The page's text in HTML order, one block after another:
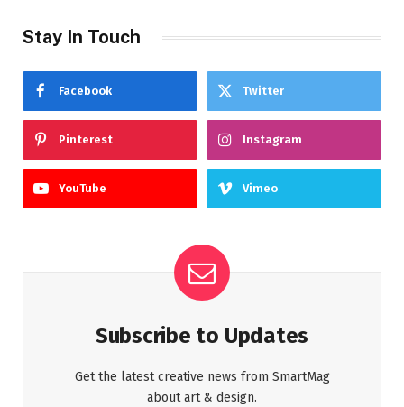
Stay In Touch
Facebook Twitter
Pinterest Instagram
YouTube Vimeo
Subscribe to Updates
Get the latest creative news from SmartMag
about art & design.